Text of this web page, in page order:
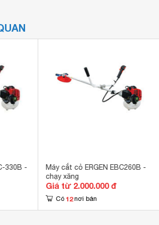
330B -
Máy cắt cỏ ERGEN EBC260B -
chạy xăng
Giá từ 2.000.000 đ
Có 12 nơi bán